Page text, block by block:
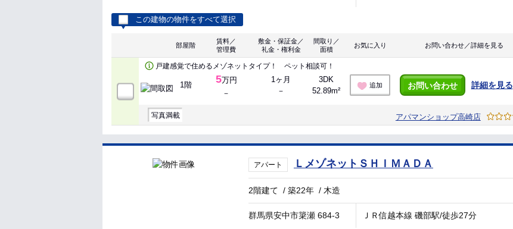
この建物の物件をすべて選択
部屋階
賃料／
管理費
敷金・保証金／
礼金・権利金
間取り／
面積
お気に入り お問い合わせ／詳細を見る
戸建感覚で住めるメゾネットタイプ！ ペット相談可！
1階 5万円
－
1ヶ月
－
3DK
52.89m²
追加 お問い合わせ 詳細を見る
写真満載 アパマンショップ高崎店
アパート ＬメゾネットＳＨＩＭＡＤＡ
2階建て /築22年 / 木造
群馬県安中市簗瀬 684-3 ＪＲ信越本線 磯部駅/徒歩27分